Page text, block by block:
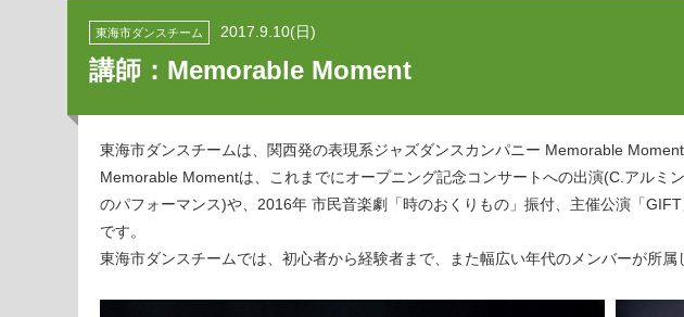
東海市ダンスチーム 2017.9.10(日)
講師：Memorable Moment
東海市ダンスチームは、関西発の表現系ジャズダンスカンパニー Memorable
Memorable Momentは、これまでにオープニング記念コンサートへの出演(C.アルミ
のパフォーマンス)や、2016年 市民音楽劇「時のおくりもの」振付、主催公演「
です。
東海市ダンスチームでは、初心者から経験者まで、また幅広い年代のメンバーが所